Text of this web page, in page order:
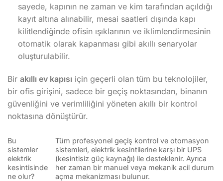
sayede, kapının ne zaman ve kim tarafından açıldığı
kayıt altına alınabilir, mesai saatleri dışında kapı
kilitlendiğinde ofisin ışıklarının ve iklimlendirmesinin
otomatik olarak kapanması gibi akıllı senaryolar
oluşturulabilir.
Bir akıllı ev kapısı için geçerli olan tüm bu teknolojiler,
bir ofis girişini, sadece bir geçiş noktasından, binanın
güvenliğini ve verimliliğini yöneten akıllı bir kontrol
noktasına dönüştürür.
Bu
sistemler
elektrik
kesintisinde
ne olur?
Tüm profesyonel geçiş kontrol ve otomasyon
sistemleri, elektrik kesintilerine karşı bir UPS
(kesintisiz güç kaynağı) ile desteklenir. Ayrıca
her zaman bir manuel veya mekanik acil durum
açma mekanizması bulunur.